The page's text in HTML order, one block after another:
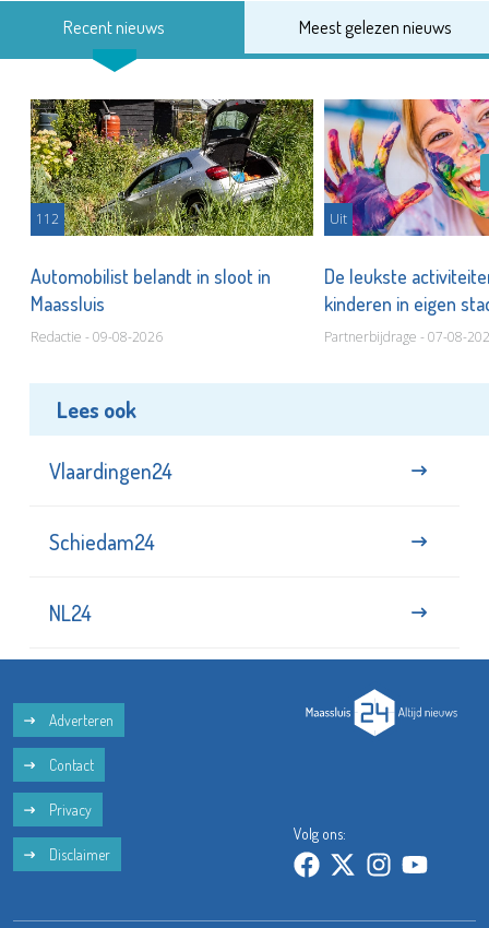
Recent nieuws Meest gelezen nieuws
112
Automobilist belandt in sloot in
Maassluis
Redactie - 09-08-2026
Uit
De leukste
kinderen in eigen
Partnerbijdrage - 07-08-
Lees ook
Vlaardingen24
Schiedam24
NL24
Adverteren
Contact
Privacy
Disclaimer
Volg ons: